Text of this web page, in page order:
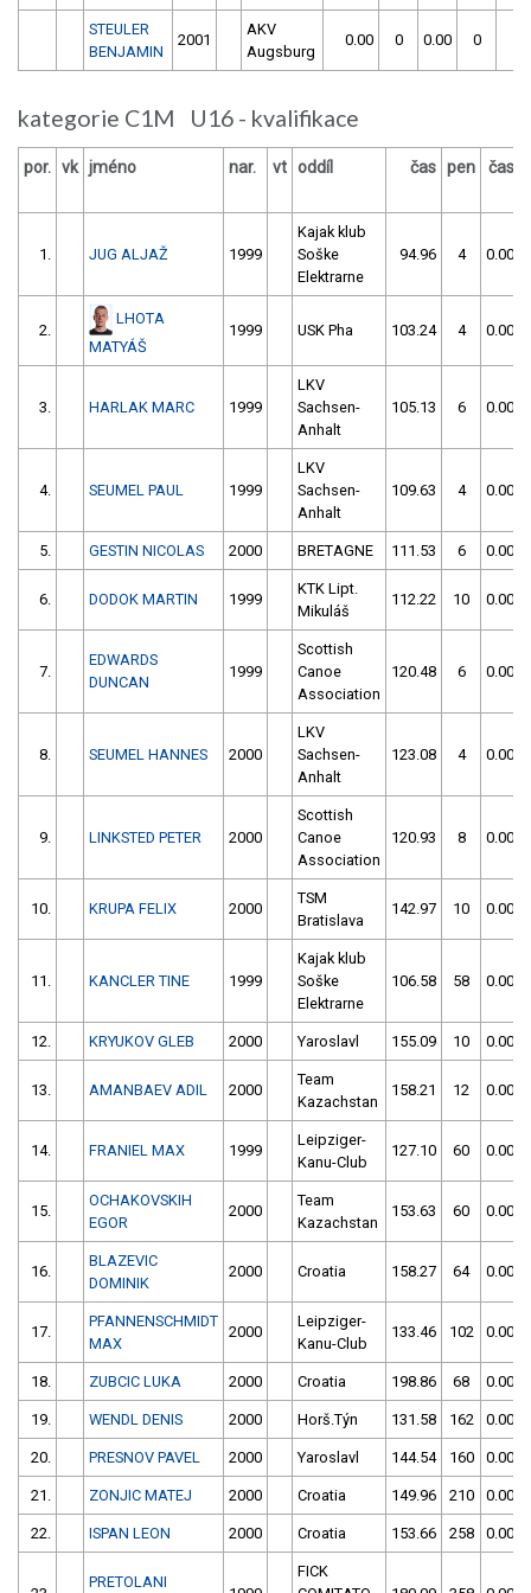
STEULER
BENJAMIN
2001
AKV
Augsburg
0.00 0 0.00 0
kategorie C1M U16 - kvalifikace
por. vk jméno nar. vt oddíl čas pen čas
1. JUG ALJAŽ 1999
Kajak klub
Soške
Elektrarne
94.96 4 0.00
2.
LHOTA
MATYÁŠ
1999 USK Pha 103.24 4 0.00
3. HARLAK MARC 1999
LKV
Sachsen-
Anhalt
105.13 6 0.00
4. SEUMEL PAUL 1999
LKV
Sachsen-
Anhalt
109.63 4 0.00
5. GESTIN NICOLAS 2000 BRETAGNE 111.53 6 0.00
6. DODOK MARTIN 1999
KTK Lipt.
Mikuláš
112.22 10 0.00
7.
EDWARDS
DUNCAN
1999
Scottish
Canoe
Association
120.48 6 0.00
8. SEUMEL HANNES 2000
LKV
Sachsen-
Anhalt
123.08 4 0.00
9. LINKSTED PETER 2000
Scottish
Canoe
Association
120.93 8 0.00
10. KRUPA FELIX 2000
TSM
Bratislava
142.97 10 0.00
11. KANCLER TINE 1999
Kajak klub
Soške
Elektrarne
106.58 58 0.00
12. KRYUKOV GLEB 2000 Yaroslavl 155.09 10 0.00
13. AMANBAEV ADIL 2000
Team
Kazachstan
158.21 12 0.00
14. FRANIEL MAX 1999
Leipziger-
Kanu-Club
127.10 60 0.00
15.
OCHAKOVSKIH
EGOR
2000
Team
Kazachstan
153.63 60 0.00
16.
BLAZEVIC
DOMINIK
2000 Croatia 158.27 64 0.00
17.
PFANNENSCHMIDT
MAX
2000
Leipziger-
Kanu-Club
133.46 102 0.00
18. ZUBCIC LUKA 2000 Croatia 198.86 68 0.00
19. WENDL DENIS 2000 Horš.Týn 131.58 162 0.00
20. PRESNOV PAVEL 2000 Yaroslavl 144.54 160 0.00
21. ZONJIC MATEJ 2000 Croatia 149.96 210 0.00
22. ISPAN LEON 2000 Croatia 153.66 258 0.00
PRETOLANI
FICK